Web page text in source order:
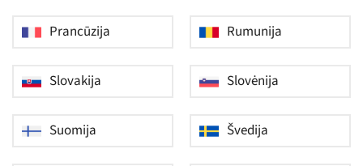
Prancūzija Rumunija
Slovakija Slovėnija
Suomija Švedija